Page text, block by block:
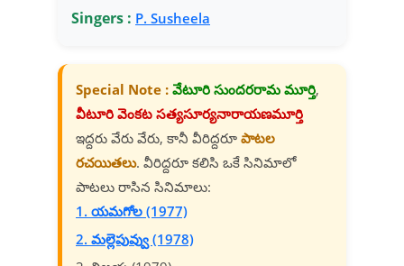
Singers : P. Susheela
Special Note : వేటూరి సుందరరామ మూర్తి,
వీటూరి వెంకట సత్యసూర్యనారాయణమూర్తి
ఇద్దరు వేరు వేరు, కానీ వీరిద్దరూ పాటల
రచయితలు. వీరిద్దరూ కలిసి ఒకే సినిమాలో
పాటలు రాసిన సినిమాలు:
1. యమగోల (1977)
2. మల్లెపువ్వు (1978)